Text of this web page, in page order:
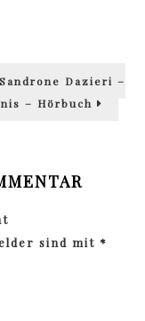
Next
Sandrone Dazieri –
– Hörbuch
sind mit *